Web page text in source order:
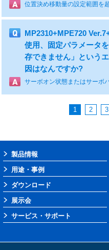
MP2310+MPE720
使用、固定パラメータ
存できません」という
因はなんですか?
1 2 3
製品情報
用途・事例
ダウンロード
展示会
サービス・サポート